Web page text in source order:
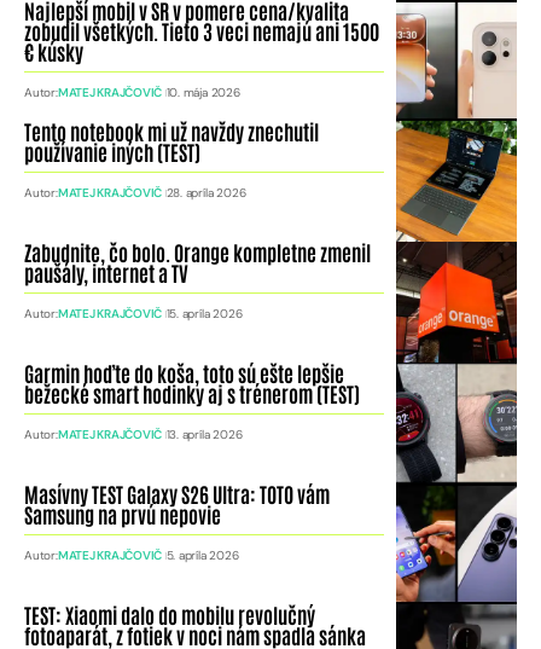
Najlepší mobil v SR v pomere cena/kvalita
zobudil všetkých. Tieto 3 veci nemajú ani 1500
€ kúsky
Autor:MATEJ KRAJČOVIČ 10. mája 2026
Tento notebook mi už navždy znechutil
používanie iných (TEST)
Autor:MATEJ KRAJČOVIČ 28. apríla 2026
Zabudnite, čo bolo. Orange kompletne zmenil
paušály, internet a TV
Autor:MATEJ KRAJČOVIČ 15. apríla 2026
Garmin hoďte do koša, toto sú ešte lepšie
bežecké smart hodinky aj s trénerom (TEST)
Autor:MATEJ KRAJČOVIČ 13. apríla 2026
Masívny TEST Galaxy S26 Ultra: TOTO vám
Samsung na prvú nepovie
Autor:MATEJ KRAJČOVIČ 5. apríla 2026
TEST: Xiaomi dalo do mobilu revolučný
fotoaparát, z fotiek v noci nám spadla sánka